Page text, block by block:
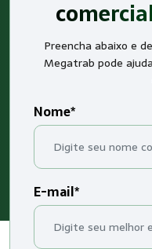
Preencha abaixo e
Megatrab pode
Nome*
E-mail*